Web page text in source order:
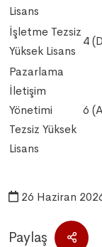
Lisans
İşletme Tezsiz
Yüksek Lisans
4
Pazarlama
İletişim
Yönetimi
Tezsiz Yüksek
Lisans
6
26 Haziran
Paylaş